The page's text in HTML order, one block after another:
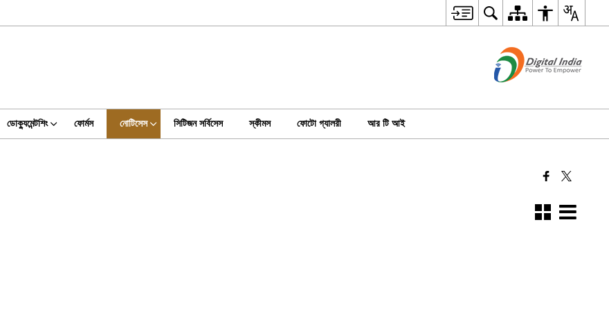
ডোক্যুমেন্টশিং ফোর্মস নোটিসেস সিটিজন সর্বিসেস স্কীমস ফোটো গ্যালরী আর টি আই